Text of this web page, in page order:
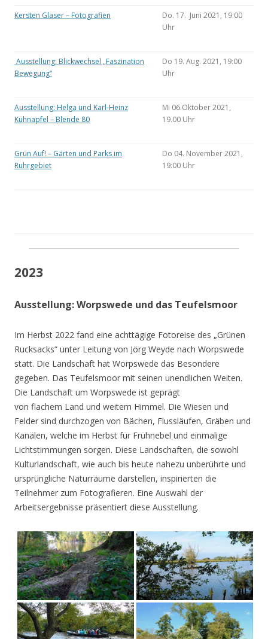
Kersten Glaser – Fotografien
Do. 17. Juni 2021, 19:00
Uhr
Ausstellung: Blickwechsel „Faszination
Bewegung“
Do 19. Aug. 2021, 19:00
Uhr
Ausstellung: Helga und Karl-Heinz
Kühnapfel – Blende 80
Mi 06.Oktober 2021,
19.00 Uhr
Grün Auf! – Gärten und Parks im
Ruhrgebiet
Do 04. November 2021,
19:00 Uhr
2023
Ausstellung: Worpswede und das Teufelsmoor
Im Herbst 2022 fand eine achttägige Fotoreise des „Grünen
Rucksacks“ unter Leitung von Jörg Weyde nach Worpswede
statt. Die Landschaft hat Worpswede das Besondere
gegeben. Das Teufelsmoor mit seinen unendlichen Weiten.
Die Landschaft um Worpswede ist geprägt
von flachem Land und weitem Himmel. Die Wiesen und
Felder sind durchzogen von Bächen, Flussläufen, Gräben und
Kanälen, welche im Herbst für Frühnebel und einmalige
Lichtstimmungen sorgen. Diese Landschaften, die sowohl
Kulturlandschaft, wie auch bis heute nahezu unberührte und
ursprüngliche Naturräume darstellen, inspirierten die
Teilnehmer zum Fotografieren. Eine Auswahl der
Arbeitsergebnisse präsentiert diese Ausstellung.